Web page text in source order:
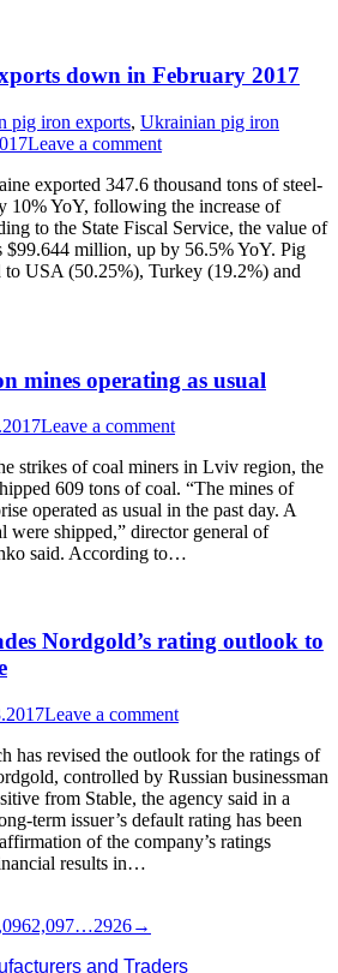
down in February 2017
pig iron exports, Ukrainian pig iron
Leave a comment
exported 347.6 thousand tons of steel-
10% YoY, following the increase of
to the State Fiscal Service, the value of
$99.644 million, up by 56.5% YoY. Pig
USA (50.25%), Turkey (19.2%) and
mines operating as usual
Leave a comment
strikes of coal miners in Lviv region, the
609 tons of coal. “The mines of
operated as usual in the past day. A
were shipped,” director general of
said. According to…
Nordgold’s rating outlook to
Leave a comment
has revised the outlook for the ratings of
controlled by Russian businessman
from Stable, the agency said in a
term issuer’s default rating has been
of the company’s ratings
results in…
2,097…2926→
and Traders